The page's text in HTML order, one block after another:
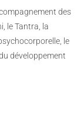
des
le Tantra, la
le
développement